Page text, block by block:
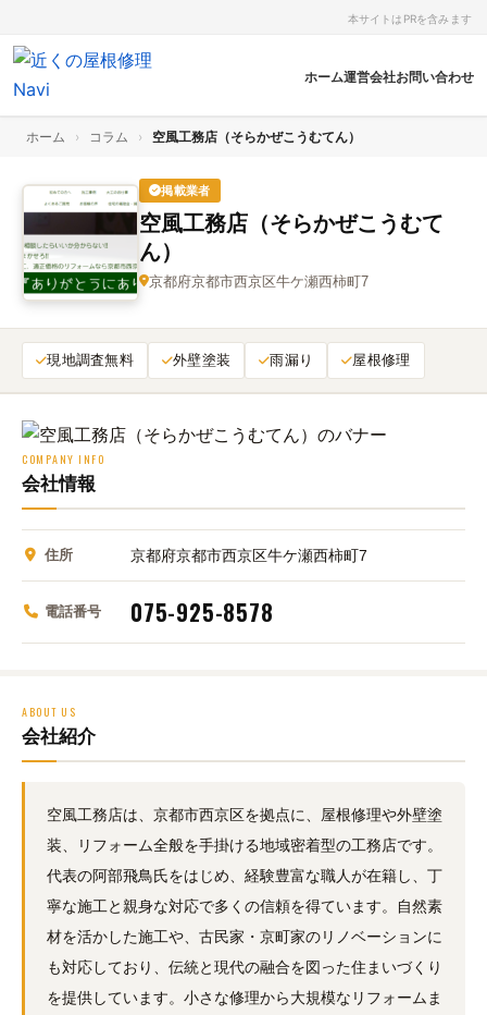
本サイトはPRを含みます
ホーム運営会社お問い合わせ
ホーム › コラム › 空風工務店（そらかぜこうむてん）
掲載業者
空風工務店（そらかぜこうむて
ん）
京都府京都市西京区牛ケ瀬西柿町7
現地調査無料 外壁塗装 雨漏り 屋根修理
COMPANY INFO
会社情報
住所 京都府京都市西京区牛ケ瀬西柿町7
電話番号 075-925-8578
ABOUT US
会社紹介
空風工務店は、京都市西京区を拠点に、屋根修理や外壁塗
装、リフォーム全般を手掛ける地域密着型の工務店です。
代表の阿部飛鳥氏をはじめ、経験豊富な職人が在籍し、丁
寧な施工と親身な対応で多くの信頼を得ています。自然素
材を活かした施工や、古民家・京町家のリノベーションに
も対応しており、伝統と現代の融合を図った住まいづくり
を提供しています。小さな修理から大規模なリフォームま